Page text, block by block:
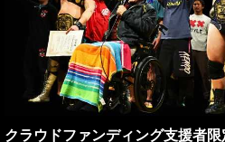
クラウドファンディング支援者